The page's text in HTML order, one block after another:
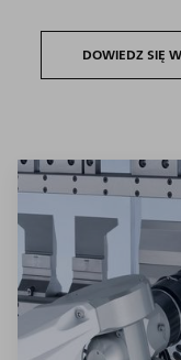
DOWIEDZ SIĘ